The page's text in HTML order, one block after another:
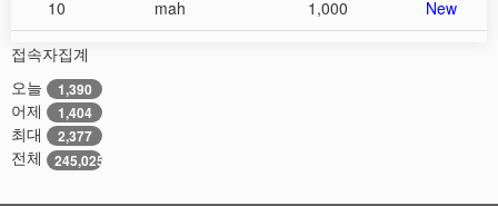
10 mah 1,000 New
접속자집계
오늘
1,390
어제 1,404
최대 2,377
전체 245,025